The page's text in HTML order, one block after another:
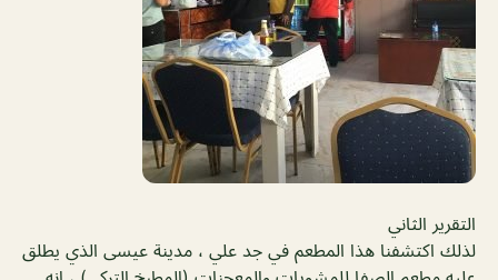
التقرير الثاني
لذلك اكتشفنا هذا المطعم في جد علي ، مدينة عيسى الذي يطلق